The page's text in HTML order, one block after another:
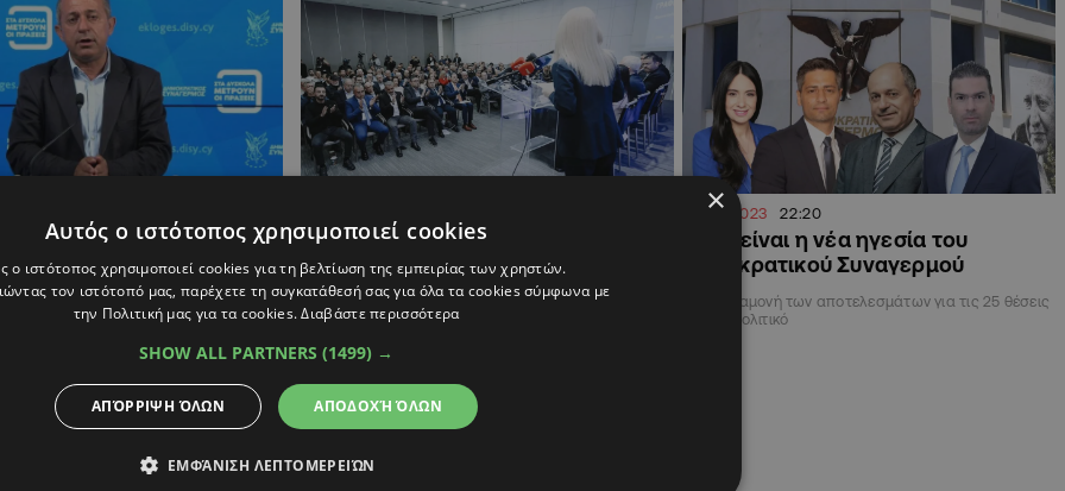
την πρόταση Αννίτας
Λάρνακας ο
τη θέση του στα μέλη της
«Άναψε το πράσινο» το Πολιτικό
Γραφείο για υποψηφιότητα
Κάρουλλα στην Λάρνακα
Έντονο ήταν το παρασκήνιο τις τελευταίες ώρες
06.05.2023 22:20
Αυτή είναι η νέα ηγεσία του
Δημοκρατικού Συναγερμού
Εν αναμονή των αποτελεσμάτων για τις 25 θέσεις
στο Πολιτικό
×
Αυτός ο ιστότοπος χρησιμοποιεί cookies
ο ιστότοπος χρησιμοποιεί cookies για τη βελτίωση της εμπειρίας των χρηστών.
τον ιστότοπό μας, παρέχετε τη συγκατάθεσή σας για όλα τα cookies σύμφωνα με
την Πολιτική μας για τα cookies.Διαβάστε περισσότερα
SHOW ALL PARTNERS (1499) →
ΑΠΟΔΟΧΉ ΌΛΩΝ
ΑΠΌΡΡΙΨΗ ΌΛΩΝ
ΕΜΦΆΝΙΣΗ ΛΕΠΤΟΜΕΡΕΙΏΝ